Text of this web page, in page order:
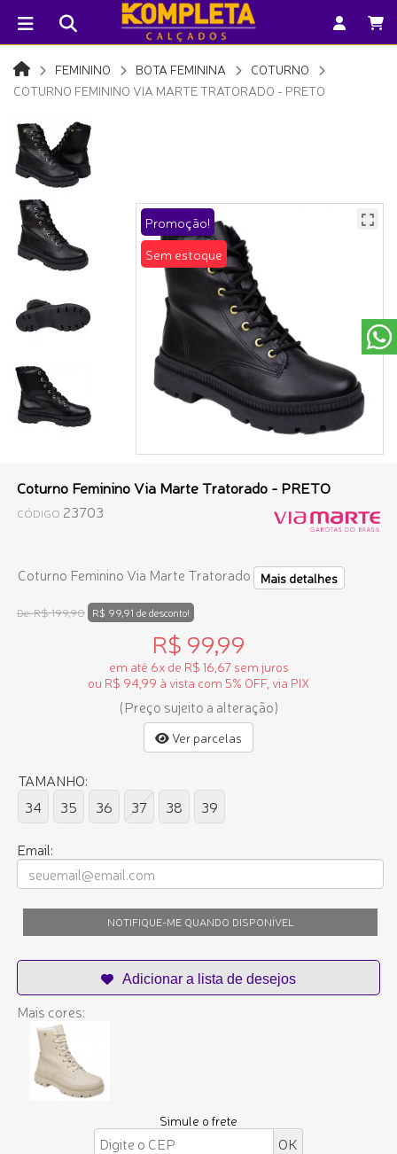
FEMININO BOTA FEMININA
COTURNO
COTURNO FEMININO VIA MARTE TRATORADO - PRETO
Promoção!
Sem estoque
Coturno Feminino Via Marte Tratorado - PRETO
CÓDIGO 23703
Coturno Feminino Via Marte Tratorado Mais detalhes
De:R$ 199,90 R$ 99,91 de desconto!
R$ 99,99
em até 6x de R$ 16,67 sem juros
ou R$ 94,99 à vista com 5% OFF, via PIX
(Preço sujeito a alteração)
Ver parcelas
TAMANHO:
34
35 36 37 38 39
Email:
NOTIFIQUE-ME QUANDO DISPONÍVEL
Mais cores:
Simule o frete